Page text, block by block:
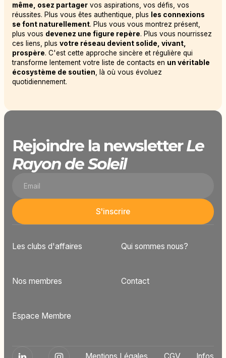
même, osez partagervos aspirations, vos défis, vos
réussites. Plus vous êtes authentique, plus
les connexions
se font naturellement. Plus vous vous montrez présent,
plus vous devenez une figure repère. Plus vous nourrissez
ces liens, plus votre réseau devient solide, vivant,
prospère. C'est cette approche sincère et régulière qui
transforme lentement votre liste de contacts en un véritable
écosystème de soutien , là où vous évoluez
quotidiennement.
Rejoindre la newsletterLe
Rayon de Soleil
Les clubs d'affaires Qui sommes nous?
Nos membres Contact
Espace Membre